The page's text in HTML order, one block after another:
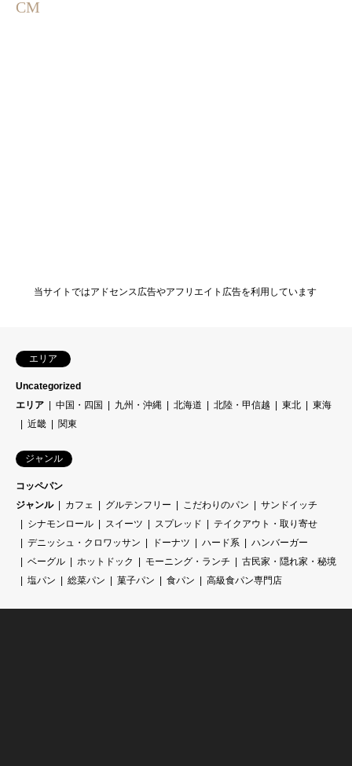
CM
当サイトではアドセンス広告やアフリエイト広告を利用しています
エリア
Uncategorized
エリア
中国・四国 九州・沖縄 北海道 北陸・甲信越 東北
東海
近畿
関東
ジャンル
コッペパン
ジャンル
カフェ グルテンフリー こだわりのパン
サンドイッチ
シナモンロール
スイーツ スプレッド
テイクアウト・取り寄せ
デニッシュ・クロワッサン
ドーナツ ハード系
ハンバーガー
ベーグル
ホットドック モーニング・ランチ
古民家・隠れ家・秘境
塩パン
総菜パン 菓子パン 食パン 高級食パン専門店